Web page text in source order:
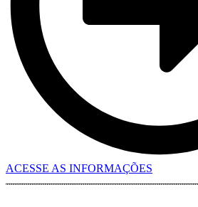
ACESSE AS INFORMAÇÕES